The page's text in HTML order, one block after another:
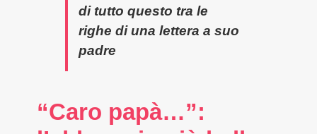
di tutto questo tra le
righe di una lettera a suo
padre
“Caro papà…”: